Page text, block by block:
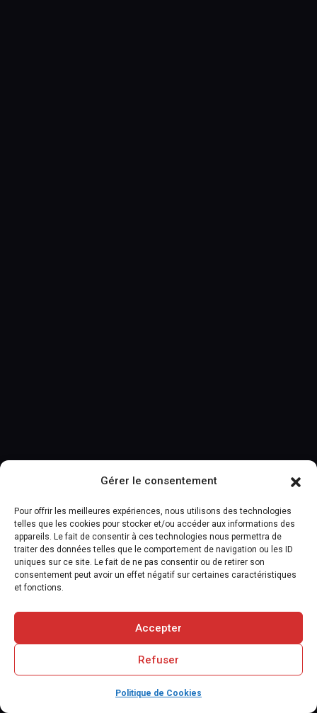
Gérer le consentement
Pour offrir les meilleures expériences, nous utilisons des technologies
telles que les cookies pour stocker et/ou accéder aux informations des
appareils. Le fait de consentir à ces technologies nous permettra de
traiter des données telles que le comportement de navigation ou les ID
uniques sur ce site. Le fait de ne pas consentir ou de retirer son
consentement peut avoir un effet négatif sur certaines caractéristiques
et fonctions.
Accepter
Refuser
Politique de Cookies